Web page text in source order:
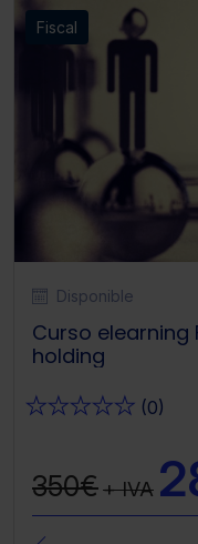
Fiscal
Disponible
Curso
holding
★★★★★ (0)
350€+ IVA